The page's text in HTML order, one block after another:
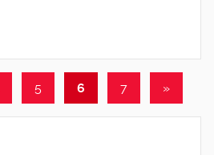
5 6 7
Articolo
»